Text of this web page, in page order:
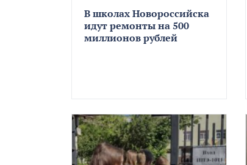
В школах Новороссийска
идут ремонты на 500
миллионов рублей